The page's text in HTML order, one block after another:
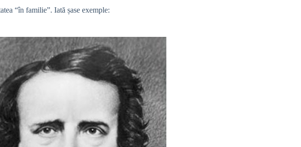
“în familie”. Iată șase exemple: